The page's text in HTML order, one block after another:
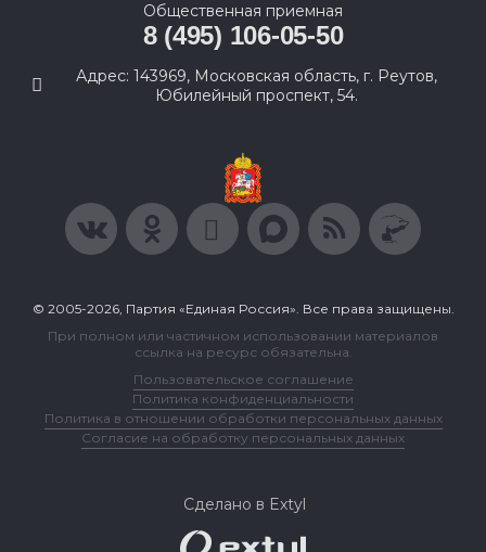
Общественная приемная
8 (495) 106-05-50
Адрес: 143969, Московская область, г. Реутов,
Юбилейный проспект, 54.
© 2005-2026, Партия «Единая Россия». Все права защищены.
При полном или частичном использовании материалов
ссылка на ресурс обязательна.
Пользовательское соглашение
Политика конфиденциальности
Политика в отношении обработки персональных данных
Согласие на обработку персональных данных
Сделано в Extyl